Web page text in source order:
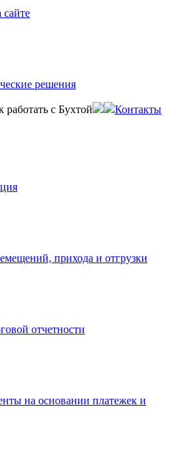
сайте
решения
работать с Бухтой Контакты
прихода и отгрузки
отчетности
на основании платежек и